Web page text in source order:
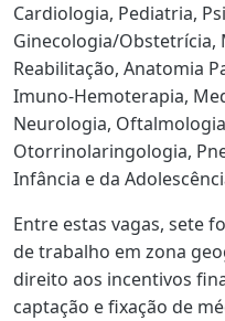
Cardiologia, Pediatria,
Ginecologia/Obstetrícia,
Reabilitação, Anatomia
Imuno-Hemoterapia,
Neurologia,
Otorrinolaringologia,
Infância e da
Entre estas vagas, sete
de trabalho em zona
direito aos incentivos
captação e fixação de